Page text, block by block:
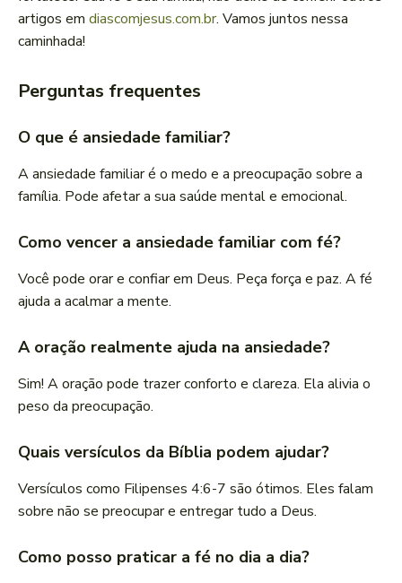
artigos em diascomjesus.com.br. Vamos juntos nessa
caminhada!
Perguntas frequentes
O que é ansiedade familiar?
A ansiedade familiar é o medo e a preocupação sobre a
família. Pode afetar a sua saúde mental e emocional.
Como vencer a ansiedade familiar com fé?
Você pode orar e confiar em Deus. Peça força e paz. A fé
ajuda a acalmar a mente.
A oração realmente ajuda na ansiedade?
Sim! A oração pode trazer conforto e clareza. Ela alivia o
peso da preocupação.
Quais versículos da Bíblia podem ajudar?
Versículos como Filipenses 4:6-7 são ótimos. Eles falam
sobre não se preocupar e entregar tudo a Deus.
Como posso praticar a fé no dia a dia?